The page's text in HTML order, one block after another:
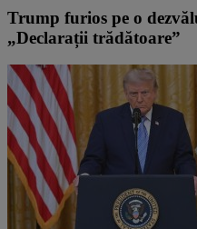
Trump furios pe o
„Declarații trădătoare”